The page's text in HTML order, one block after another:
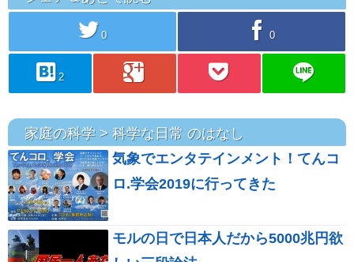
twitter 0 facebook 0
hatebu 2 googleplus pocket line
家庭の科学 > 科学な日常 のはなし
気象でエンタテインメント！てんコ
ロ.学会2019に行ってきた
モルの日で日本人だから5000兆円欲